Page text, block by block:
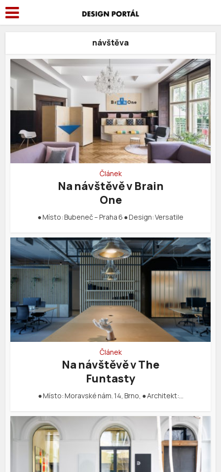
návštěva
Článek
Na návštěvě v Brain
One
● Místo: Bubeneč – Praha 6 ● Design: Versatile
Článek
Na návštěvě v The
Funtasty
● Místo: Moravské nám. 14, Brno, ● Architekt:…